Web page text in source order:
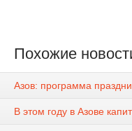
Похожие
Азов: программа
В этом году в Азове